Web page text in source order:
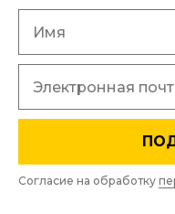
Согласие на обработку